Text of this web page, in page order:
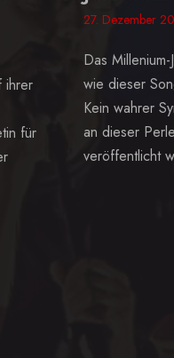
ihrer
für
27. Dezember
Das
wie dieser
Kein wahrer
an dieser
veröffentlicht